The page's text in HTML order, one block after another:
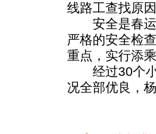
线路工查找原
安全是春运
严格的安全检
重点，实行添
经过30个小
况全部优良，